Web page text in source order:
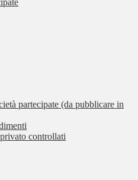
partecipate (da pubblicare in
controllati